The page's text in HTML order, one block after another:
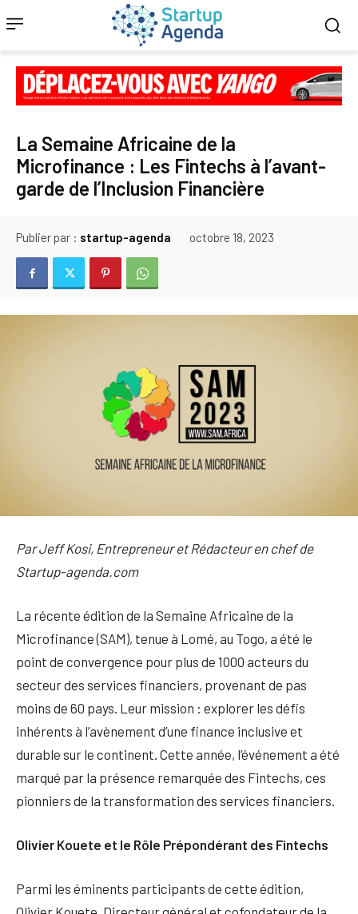
La Semaine Africaine de la
Microfinance : Les Fintechs à l’avant-
garde de l’Inclusion Financière
Publier par : startup-agenda octobre 18, 2023
Par Jeff Kosi, Entrepreneur et Rédacteur en chef de
Startup-agenda.com
La récente édition de la Semaine Africaine de la
Microfinance (SAM), tenue à Lomé, au Togo, a été le
point de convergence pour plus de 1000 acteurs du
secteur des services financiers, provenant de pas
moins de 60 pays. Leur mission : explorer les défis
inhérents à l’avènement d’une finance inclusive et
durable sur le continent. Cette année, l’événement a été
marqué par la présence remarquée des Fintechs, ces
pionniers de la transformation des services financiers.
Olivier Kouete et le Rôle Prépondérant des Fintechs
Parmi les éminents participants de cette édition,